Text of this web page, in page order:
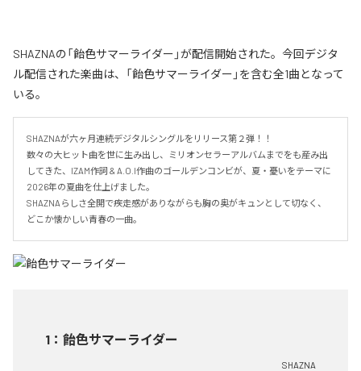
SHAZNAの「飴色サマーライダー」が配信開始された。今回デジタ
ル配信された楽曲は、「飴色サマーライダー」を含む全1曲となって
いる。
SHAZNAが六ヶ月連続デジタルシングルをリリース第２弾！！
数々の大ヒット曲を世に生み出し、ミリオンセラーアルバムまでをも産み出
してきた、IZAM作詞 & A.O.I作曲のゴールデンコンビが、夏・憂いをテーマに
2026年の夏曲を仕上げました。
SHAZNAらしさ全開で疾走感がありながらも胸の奥がキュンとして切なく、
どこか懐かしい青春の一曲。
1 ： 飴色サマーライダー
SHAZNA